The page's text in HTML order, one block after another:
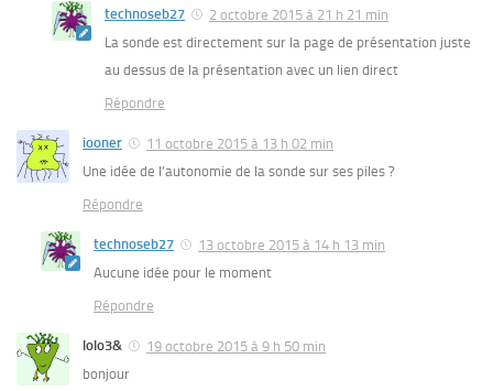
technoseb27
2 octobre 2015 à 21 h 21 min
La sonde est directement sur la page de présentation juste
au dessus de la présentation avec un lien direct
Répondre
iooner
11 octobre 2015 à 13 h 02 min
Une idée de l’autonomie de la sonde sur ses piles ?
Répondre
technoseb27
13 octobre 2015 à 14 h 13 min
Aucune idée pour le moment
Répondre
lolo3&
19 octobre 2015 à 9 h 50 min
bonjour